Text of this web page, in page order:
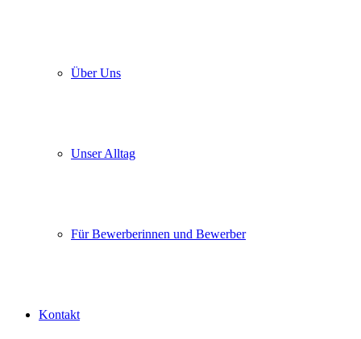
Über Uns
Unser Alltag
Für Bewerberinnen und Bewerber
Kontakt